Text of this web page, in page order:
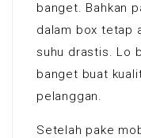
banget. Bahkan
dalam box tetap
suhu drastis. Lo
banget buat
pelanggan.
Setelah pake